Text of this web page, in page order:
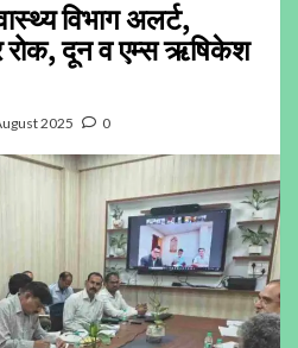
विभाग अलर्ट,
रोक, दून व एम्स ऋषिकेश
2025 0